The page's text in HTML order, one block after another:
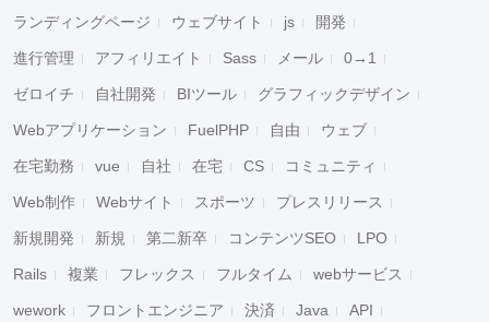
ランディングページ ウェブサイト js 開発
進行管理 アフィリエイト Sass メール 0→1
ゼロイチ 自社開発 BIツール グラフィックデザイン
Webアプリケーション FuelPHP 自由 ウェブ
在宅勤務 vue 自社 在宅 CS コミュニティ
Web制作 Webサイト スポーツ プレスリリース
新規開発 新規 第二新卒 コンテンツSEO LPO
Rails 複業 フレックス フルタイム webサービス
wework フロントエンジニア 決済 Java API